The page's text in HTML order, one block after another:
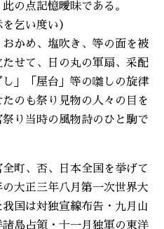
の点記憶曖昧である。
乞い度い）
かめ、塩吹き、等の面を被
せて、日の丸の軍扇、采配
」「屋台」等の囃しの旋律
のも祭り見物の人々の目を
り当時の風物詩のひと駒で
町、否、日本全国を挙げて
大正三年八月第一次世界大
国は対独宣線布告・九月山
島占領・十一月独軍の東洋